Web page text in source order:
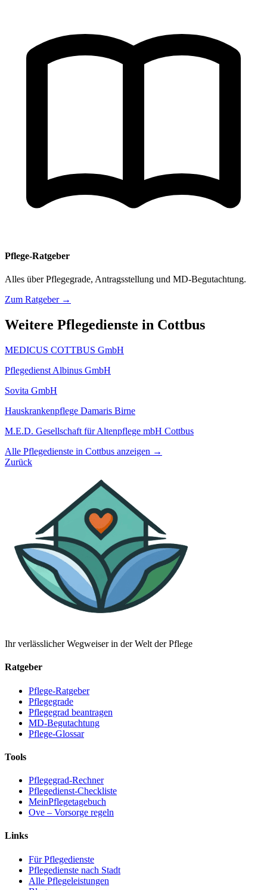
Pflege-Ratgeber
Alles über Pflegegrade, Antragsstellung und MD-Begutachtung.
Zum Ratgeber →
Weitere Pflegedienste in Cottbus
MEDICUS COTTBUS GmbH
Pflegedienst Albinus GmbH
Sovita GmbH
Hauskrankenpflege Damaris Birne
M.E.D. Gesellschaft für Altenpflege mbH Cottbus
Alle Pflegedienste in Cottbus anzeigen →
Zurück
Ihr verlässlicher Wegweiser in der Welt der Pflege
Ratgeber
Pflege-Ratgeber
Pflegegrade
Pflegegrad beantragen
MD-Begutachtung
Pflege-Glossar
Tools
Pflegegrad-Rechner
Pflegedienst-Checkliste
MeinPflegetagebuch
Ove – Vorsorge regeln
Links
Für Pflegedienste
Pflegedienste nach Stadt
Alle Pflegeleistungen